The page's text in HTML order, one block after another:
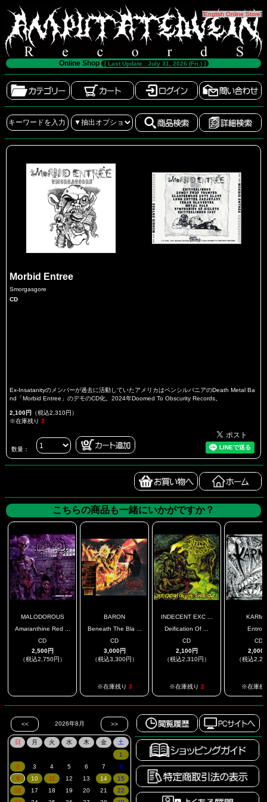
[English Online Store]
Online Shop [ Last Update : July 31, 2026 (Fri.) ]
Morbid Entree
Smorgasgore
CD
Ex-Insatanityのメンバーが過去に活動していたアメリカはペンシルバニアのDeath Metal Ba
nd「Morbid Entree」のデモのCD化。2024年Doomed To Obscurity Records。
2,100円 （税込2,310円）
※在庫残り 3
数量：
こちらの商品も一緒にいかがですか？
MALODOROUS
Amaranthine Red ...
CD
2,500円
（税込2,750円）
BARON
Beneath The Bla ...
CD
3,000円
（税込3,300円）
※在庫残り 3
INDECENT EXC ...
Deification Of ...
CD
2,100円
（税込2,310円）
※在庫残り 2
CD
2,000
（税込
※在庫残